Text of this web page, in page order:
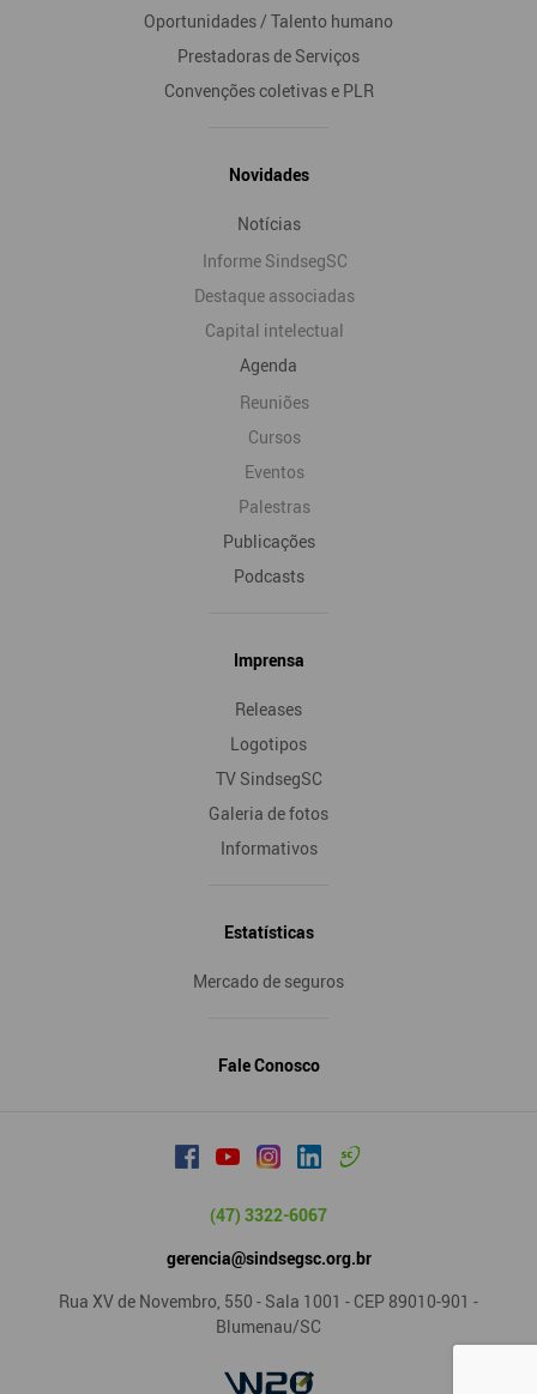
Oportunidades / Talento humano
Prestadoras de Serviços
Convenções coletivas e PLR
Novidades
Notícias
Informe SindsegSC
Destaque associadas
Capital intelectual
Agenda
Reuniões
Cursos
Eventos
Palestras
Publicações
Podcasts
Imprensa
Releases
Logotipos
TV SindsegSC
Galeria de fotos
Informativos
Estatísticas
Mercado de seguros
Fale Conosco
(47) 3322-6067
gerencia@sindsegsc.org.br
Rua XV de Novembro, 550 - Sala 1001 - CEP 89010-901 -
Blumenau/SC